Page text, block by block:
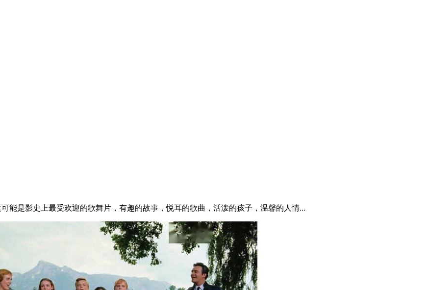
可能是影史上最受欢迎的歌舞片，有趣的故事，悦耳的歌曲，活泼的孩子，温馨的人情...